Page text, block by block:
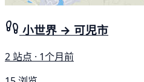
小世界 → 可児市
2 站点 · 1个月前